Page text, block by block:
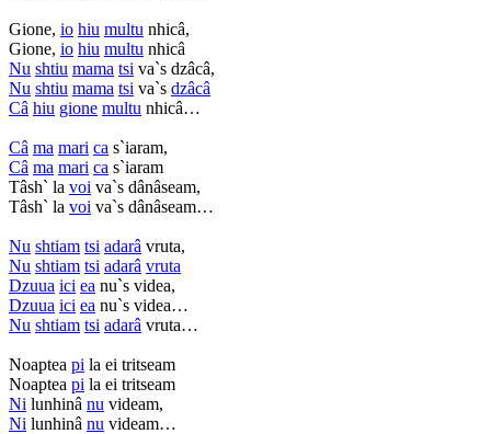
Gione, io hiu multu nhicâ,
Gione, io hiu multu nhicâ
Nu shtiu mama tsi va`s dzâcâ,
Nu shtiu mama tsi va`s dzâcâ
Câ hiu gione multu nhicâ…
Câ ma mari ca s`iaram,
Câ ma mari ca s`iaram
Tâsh` la voi va`s dânâseam,
Tâsh` la voi va`s dânâseam…
Nu shtiam tsi adarâ vruta,
Nu shtiam tsi adarâ vruta
Dzuua ici ea nu`s videa,
Dzuua ici ea nu`s videa…
Nu shtiam tsi adarâ vruta…
Noaptea pi la ei tritseam
Noaptea pi la ei tritseam
Ni lunhinâ nu videam,
Ni lunhinâ nu videam…